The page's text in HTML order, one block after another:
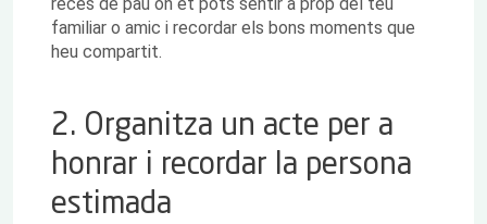
familiar o amic i recordar els bons moments que
heu compartit.
2. Organitza un acte per a
honrar i recordar la persona
estimada